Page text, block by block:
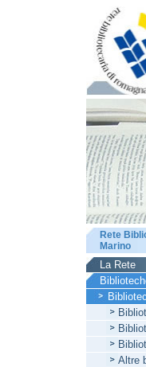
Rete
Marino
La Rete
Altre